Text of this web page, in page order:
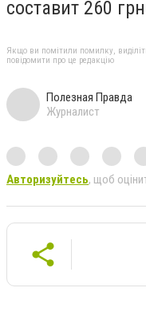
составит 260
Якщо ви помітили помилку,
повідомити про це редакцію
Полезная Правда
Журналист
Авторизуйтесь, щоб